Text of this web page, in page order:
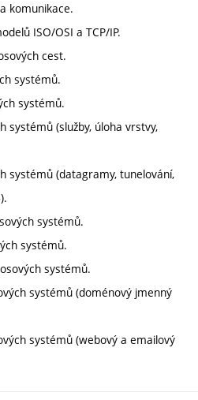
komunikace.
ISO/OSI a TCP/IP.
cest.
systémů.
systémů.
systémů (služby, úloha vrstvy,
systémů (datagramy, tunelování,
systémů.
systémů.
systémů.
systémů (doménový jmenný
systémů (webový a emailový